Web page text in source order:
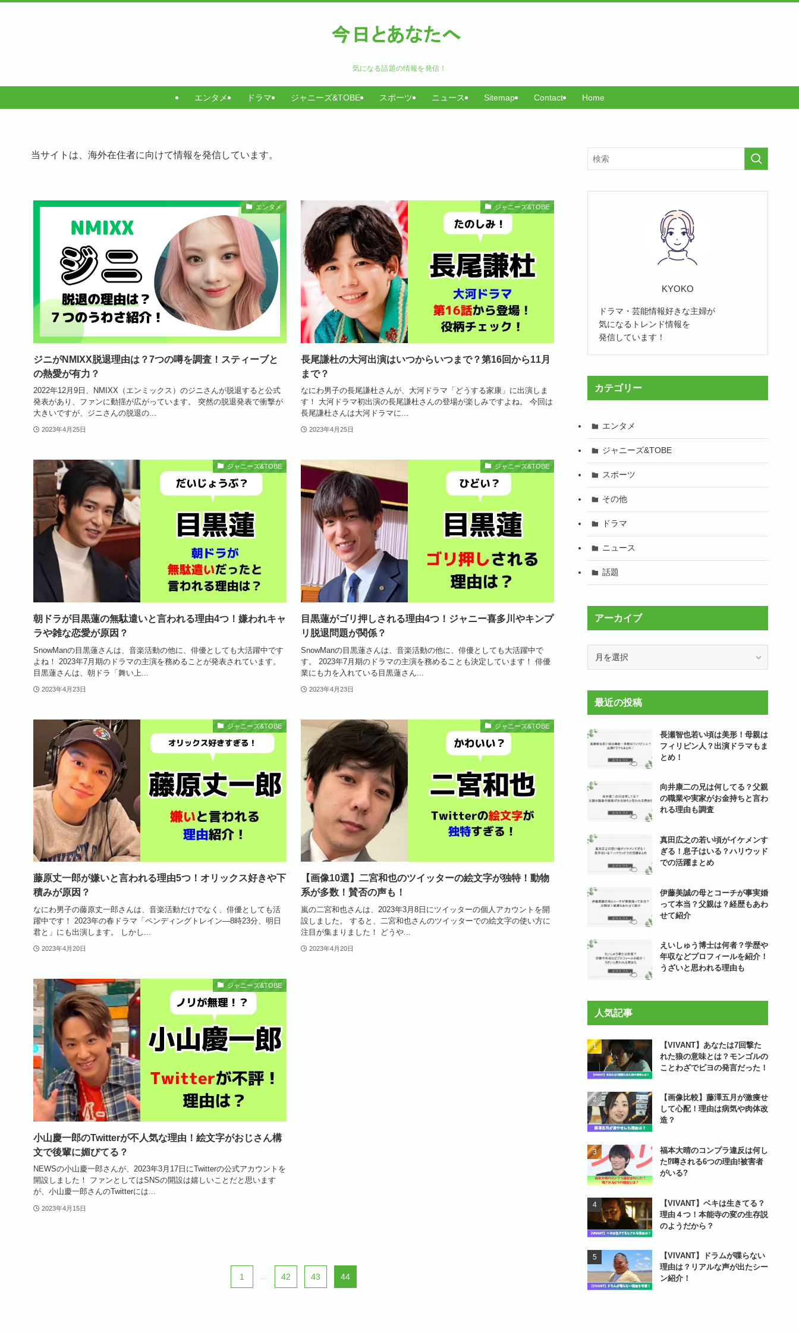
気になる話題の情報を発信！
エンタメ ドラマ ジャニーズ&TOBE スポーツ ニュース Sitemap Contact Home
当サイトは、海外在住者に向けて情報を発信しています。
エンタメ
ジニがNMIXX脱退理由は？7つの噂を調査！スティーブと
の熱愛が有力？
2022年12月9日、NMIXX（エンミックス）のジニさんが脱退すると公式
発表があり、ファンに動揺が広がっています。 突然の脱退発表で衝撃が
大きいですが、ジニさんの脱退の...
2023年4月25日
ジャニーズ&TOBE
長尾謙杜の大河出演はいつからいつまで？第16回から11月
まで？
なにわ男子の長尾謙杜さんが、大河ドラマ「どうする家康」に出演しま
す！ 大河ドラマ初出演の長尾謙杜さんの登場が楽しみですよね。 今回は
長尾謙杜さんは大河ドラマに...
2023年4月25日
ジャニーズ&TOBE
朝ドラが目黒蓮の無駄遣いと言われる理由4つ！嫌われキャ
ラや雑な恋愛が原因？
SnowManの目黒蓮さんは、音楽活動の他に、俳優としても大活躍中です
よね！ 2023年7月期のドラマの主演を務めることが発表されています。
目黒蓮さんは、朝ドラ「舞い上...
2023年4月23日
ジャニーズ&TOBE
目黒蓮がゴリ押しされる理由4つ！ジャニー喜多川やキンプ
リ脱退問題が関係？
SnowManの目黒蓮さんは、音楽活動の他に、俳優としても大活躍中で
す。 2023年7月期のドラマの主演を務めることも決定しています！ 俳優
業にも力を入れている目黒蓮さん...
2023年4月23日
ジャニーズ&TOBE
藤原丈一郎が嫌いと言われる理由5つ！オリックス好きや下
積みが原因？
なにわ男子の藤原丈一郎さんは、音楽活動だけでなく、俳優としても活
躍中です！ 2023年の春ドラマ「ペンディングトレイン―8時23分、明日
君と」にも出演します。 しかし...
2023年4月20日
ジャニーズ&TOBE
【画像10選】二宮和也のツイッターの絵文字が独特！動物
系が多数！賛否の声も！
嵐の二宮和也さんは、2023年3月8日にツイッターの個人アカウントを開
設しました。 すると、二宮和也さんのツイッターでの絵文字の使い方に
注目が集まりました！ どうや...
2023年4月20日
ジャニーズ&TOBE
小山慶一郎のTwitterが不人気な理由！絵文字がおじさん構
文で後輩に媚びてる？
NEWSの小山慶一郎さんが、2023年3月17日にTwitterの公式アカウントを
開設しました！ ファンとしてはSNSの開設は嬉しいことだと思います
が、小山慶一郎さんのTwitterには...
2023年4月15日
1 42 43 44
KYOKO
ドラマ・芸能情報好きな主婦が
気になるトレンド情報を
発信しています！
カテゴリー
エンタメ
ジャニーズ&TOBE
スポーツ
その他
ドラマ
ニュース
話題
アーカイブ
イ
ブ最近の投稿
長瀬智也若い頃は美形！母親は
フィリピン人？出演ドラマもま
とめ！
向井康二の兄は何してる？父親
の職業や実家がお金持ちと言わ
れる理由も調査
真田広之の若い頃がイケメンす
ぎる！息子はいる？ハリウッド
での活躍まとめ
伊藤美誠の母とコーチが事実婚
って本当？父親は？経歴もあわ
せて紹介
えいしゅう博士は何者？学歴や
年収などプロフィールを紹介！
うざいと思われる理由も
人気記事
【VIVANT】あなたは7回撃た
れた狼の意味とは？モンゴルの
ことわざでピヨの発言だった！
【画像比較】藤澤五月が激痩せ
して心配！理由は病気や肉体改
造？
福本大晴のコンプラ違反は何し
た⁉噂される6つの理由!被害者
がいる?
【VIVANT】ベキは生きてる？
理由４つ！本能寺の変の生存説
のようだから？
【VIVANT】ドラムが喋らない
理由は？リアルな声が出たシー
ン紹介！